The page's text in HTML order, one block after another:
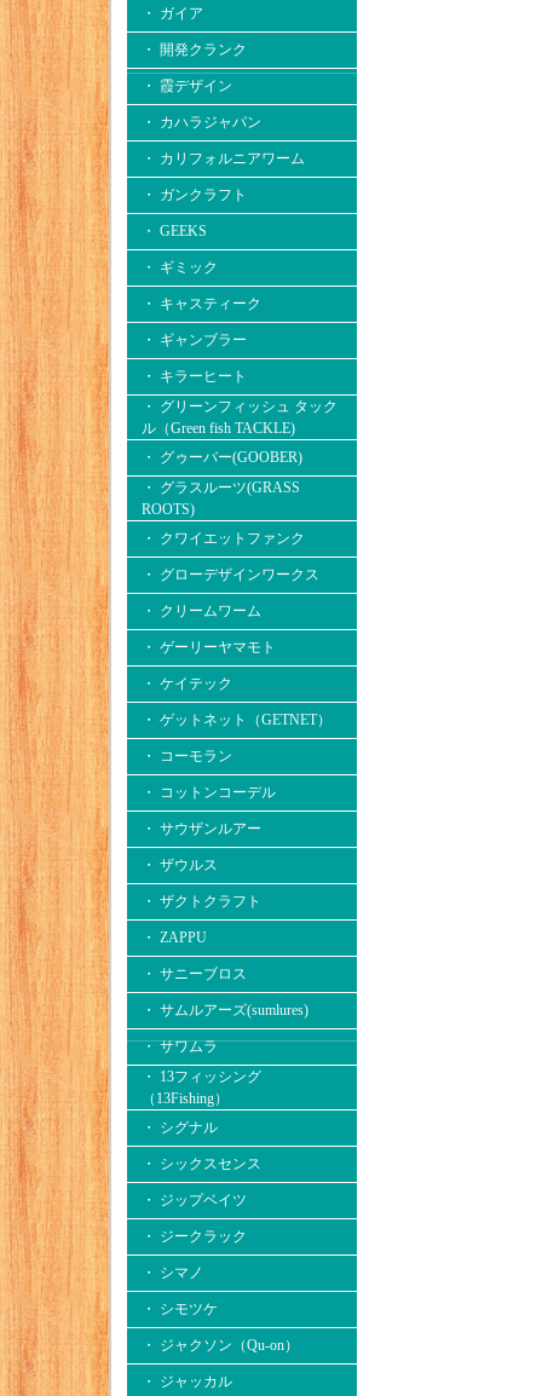
・ ガイア
・ 開発クランク
・ 霞デザイン
・ カハラジャパン
・ カリフォルニアワーム
・ ガンクラフト
・ GEEKS
・ ギミック
・ キャスティーク
・ ギャンブラー
・ キラーヒート
・ グリーンフィッシュ タック
ル（Green fish TACKLE)
・ グゥーバー(GOOBER)
・ グラスルーツ(GRASS
ROOTS)
・ クワイエットファンク
・ グローデザインワークス
・ クリームワーム
・ ゲーリーヤマモト
・ ケイテック
・ ゲットネット（GETNET）
・ コーモラン
・ コットンコーデル
・ サウザンルアー
・ ザウルス
・ ザクトクラフト
・ ZAPPU
・ サニーブロス
・ サムルアーズ(sumlures)
・ サワムラ
・ 13フィッシング
（13Fishing）
・ シグナル
・ シックスセンス
・ ジップベイツ
・ ジークラック
・ シマノ
・ シモツケ
・ ジャクソン（Qu-on）
・ ジャッカル